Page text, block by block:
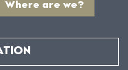
Where are we?